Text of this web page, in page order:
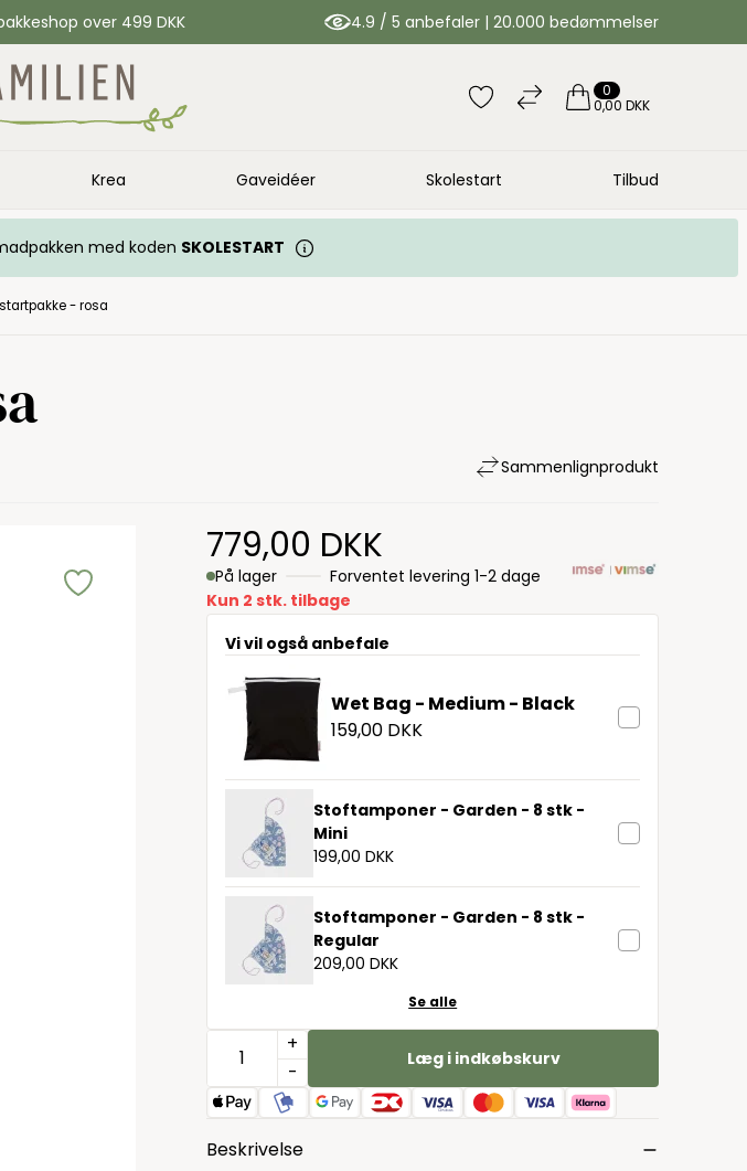
over 499 DKK 4.9 / 5 anbefaler | 20.000 bedømmelser
0
0,00 DKK
Krea Gaveidéer Skolestart Tilbud
madpakken med koden SKOLESTART
- rosa
Sammenlignprodukt
779,00 DKK
På lager
Forventet levering 1-2 dage
Kun 2 stk. tilbage
Vi vil også anbefale
Wet Bag - Medium - Black
159,00 DKK
Stoftamponer - Garden - 8 stk -
Mini
199,00 DKK
Stoftamponer - Garden - 8 stk -
Regular
209,00 DKK
Se alle
+
-
Læg i indkøbskurv
Beskrivelse